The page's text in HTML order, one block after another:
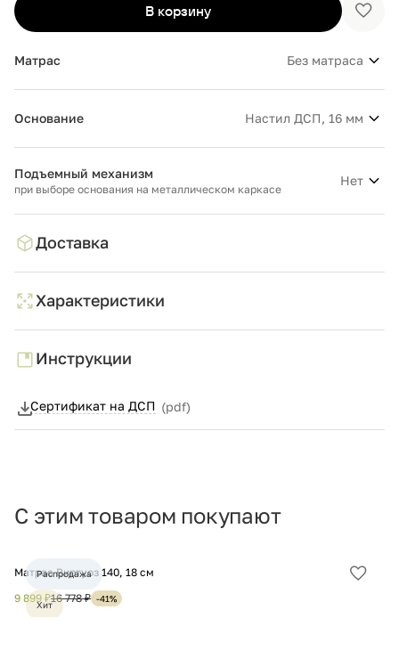
В корзину
Матрас Без матраса
Основание Настил ДСП, 16 мм
Подъемный механизм
при выборе основания на металлическом каркасе
Нет
Доставка
Характеристики
Инструкции
Сертификат на ДСП (pdf)
С этим товаром покупают
Матрас Виртуоз 140, 18 см
9 899 ₽16 778 ₽ -41%
Распродажа
Хит